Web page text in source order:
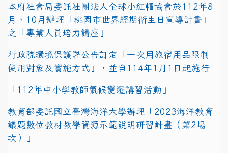
本府社會局委託社團法人全球小紅帽協會於112年8
月、10月辦理「桃園市世界經期衛生日宣導計畫」
之「專業人員培力講座」
行政院環境保護署公告訂定「一次用旅宿用品限制
使用對象及實施方式」，並自114年1月1日起施行
「112年中小學教師氣候變遷講習活動」
教育部委託國立臺灣海洋大學辦理「2023海洋教育
議題數位教材教學資源示範說明研習計畫（第2場
次）」